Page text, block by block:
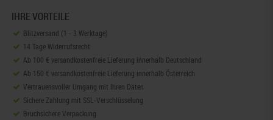
IHRE VORTEILE
Blitzversand (1 - 3 Werktage)
14 Tage Widerrufsrecht
Ab 100 € versandkostenfreie Lieferung innerhalb Deutschland
Ab 150 € versandkostenfreie Lieferung innerhalb Österreich
Vertrauensvoller Umgang mit Ihren Daten
Sichere Zahlung mit SSL-Verschlüsselung
Bruchsichere Verpackung